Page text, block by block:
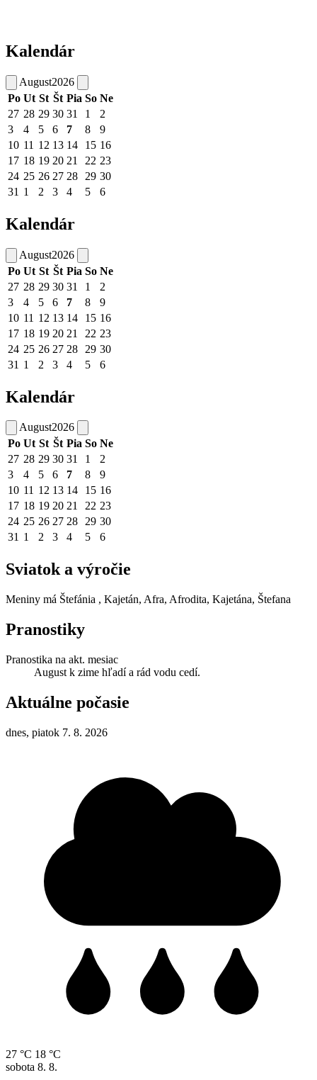
Kalendár
August2026
Po Ut St Št Pia So Ne
27 28 29 30 31 1
2
3
4 5 6 7 8
9
10 11 12 13 14 15 16
17 18 19 20 21 22 23
24 25 26 27 28 29 30
31 1 2 3 4 5 6
Kalendár
August2026
Po Ut St Št Pia So Ne
27 28 29 30 31 1
2
3
4 5 6 7 8
9
10 11 12 13 14 15 16
17 18 19 20 21 22 23
24 25 26 27 28 29 30
31 1 2 3 4 5 6
Kalendár
August2026
Po Ut St Št Pia So Ne
27 28 29 30 31 1
2
3
4 5 6 7 8
9
10 11 12 13 14 15 16
17 18 19 20 21 22 23
24 25 26 27 28 29 30
31 1 2 3 4 5 6
Sviatok a výročie
Meniny má Štefánia , Kajetán, Afra, Afrodita, Kajetána, Štefana
Pranostiky
Pranostika na akt. mesiac
August k zime hľadí a rád vodu cedí.
Aktuálne počasie
dnes, piatok 7. 8. 2026
27 °C 18 °C
sobota 8. 8.